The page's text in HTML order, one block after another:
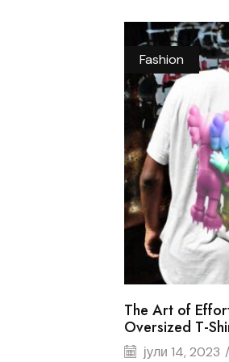
Fashion
The Art of
Oversized T-
јули 14, 2023 /